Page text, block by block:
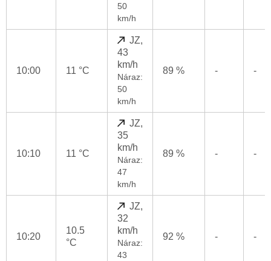
50
km/h
10:00 11 °C
JZ,
43
km/h
Náraz:
50
km/h
89 % - -
10:10 11 °C
JZ,
35
km/h
Náraz:
47
km/h
89 % - -
10:20
10.5
°C
JZ,
32
km/h
Náraz:
43
92 % - -